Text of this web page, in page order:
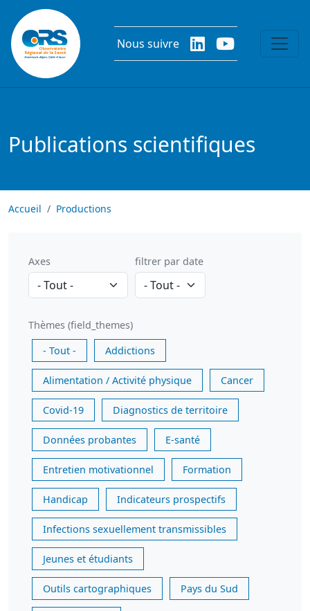
Aller au contenu principal
Nous suivre
Publications scientifiques
Accueil Productions
Axes filtrer par date
Thèmes (field_themes)
- Tout -
Addictions
Alimentation / Activité physique Cancer
Covid-19 Diagnostics de territoire
Données probantes E-santé
Entretien motivationnel Formation
Handicap Indicateurs prospectifs
Infections sexuellement transmissibles
Jeunes et étudiants
Outils cartographiques Pays du Sud